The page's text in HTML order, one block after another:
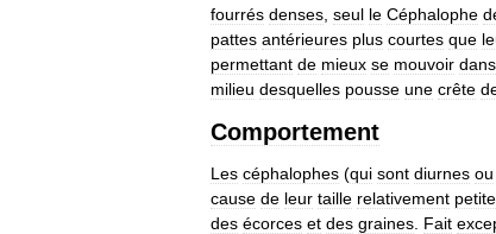
fourrés denses seul le Céphalophe
pattes antérieures plus courtes que
permettant de mieux se mouvoir dans
milieu desquelles pousse une crête
Comportement
Les céphalophes (qui sont diurnes ou
cause de leur taille relativement petite
des écorces et des graines Fait